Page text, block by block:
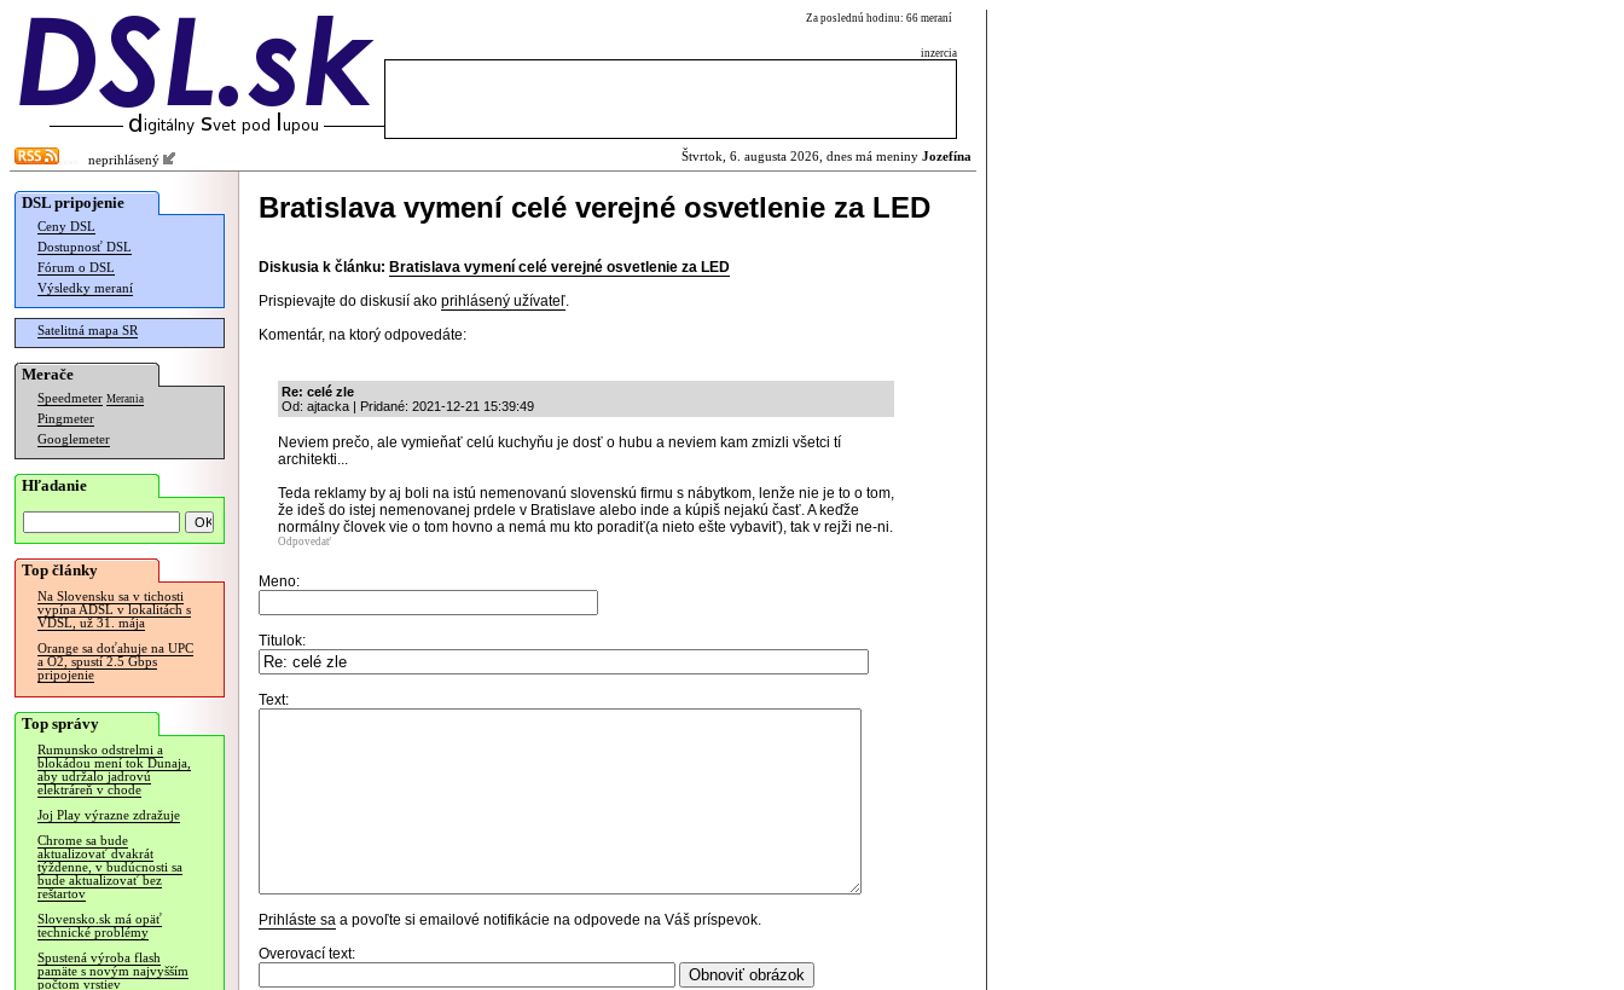
Za poslednú hodinu: 66 meraní
inzercia
neprihlásený Štvrtok, 6. augusta 2026, dnes má meniny Jozefína
DSL pripojenie
Ceny DSL
Dostupnosť DSL
Fórum o DSL
Výsledky meraní
Satelitná mapa SR
Merače
Speedmeter Merania
Pingmeter
Googlemeter
Hľadanie
Top články
Na Slovensku sa v tichosti
vypína ADSL v lokalitách s
VDSL, už 31. mája
Orange sa doťahuje na UPC
a O2, spustí 2.5 Gbps
pripojenie
Top správy
Rumunsko odstrelmi a
blokádou mení tok Dunaja,
aby udržalo jadrovú
elektráreň v chode
Joj Play výrazne zdražuje
Chrome sa bude
aktualizovať dvakrát
týždenne, v budúcnosti sa
bude aktualizovať bez
reštartov
Slovensko.sk má opäť
technické problémy
Spustená výroba flash
pamäte s novým najvyšším
počtom vrstiev
Bratislava vymení celé verejné osvetlenie za LED
Diskusia k článku: Bratislava vymení celé verejné osvetlenie za LED
Prispievajte do diskusií ako prihlásený užívateľ.
Komentár, na ktorý odpovedáte:
Re: celé zle
Od: ajtacka | Pridané: 2021-12-21 15:39:49
Neviem prečo, ale vymieňať celú kuchyňu je dosť o hubu a neviem kam zmizli všetci tí
architekti...
Teda reklamy by aj boli na istú nemenovanú slovenskú firmu s nábytkom, lenže nie je to o tom,
že ideš do istej nemenovanej prdele v Bratislave alebo inde a kúpiš nejakú časť. A keďže
normálny človek vie o tom hovno a nemá mu kto poradiť(a nieto ešte vybaviť), tak v rejži ne-ni.
Odpovedať
Meno:
Titulok:
Text:
Prihláste sa a povoľte si emailové notifikácie na odpovede na Váš príspevok.
Overovací text: